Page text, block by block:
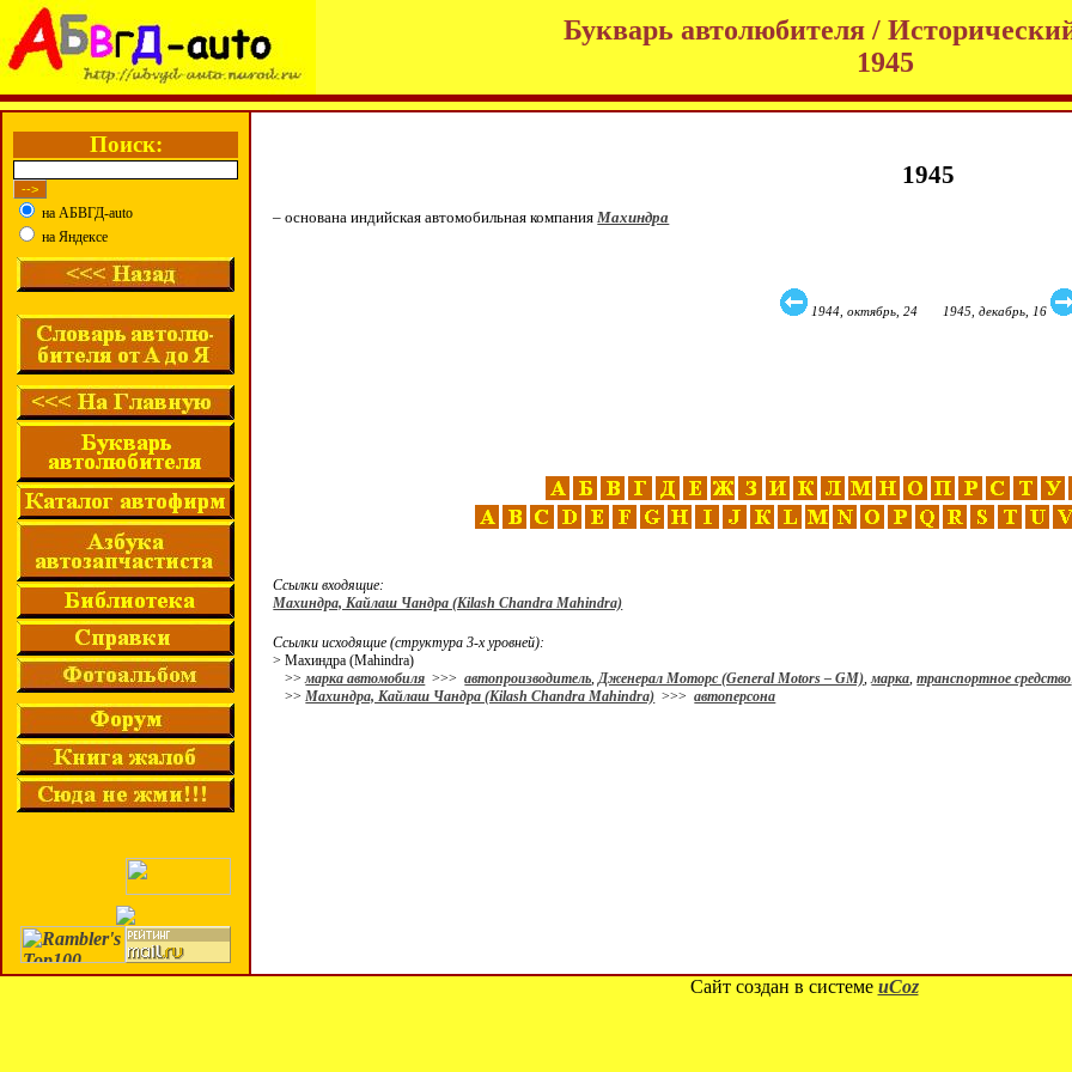
Букварь автолюбителя /
1945
Поиск:
на АБВГД-auto
на Яндексе
1945
– основана индийская автомобильная компанияМахиндра
1944, октябрь, 24 1945, декабрь, 16
Ссылки входящие:
Махиндра, Кайлаш Чандра (Kilash Chandra Mahindra)
Ссылки исходящие (структура 3-х уровней):
> Махиндра (Mahindra)
>>марка автомобиля >>>автопроизводитель,Дженерал Моторс (General Motors – GM),марка,транспортное средство
>>Махиндра, Кайлаш Чандра (Kilash Chandra Mahindra) >>>автоперсона
Сайт создан в системе uCoz